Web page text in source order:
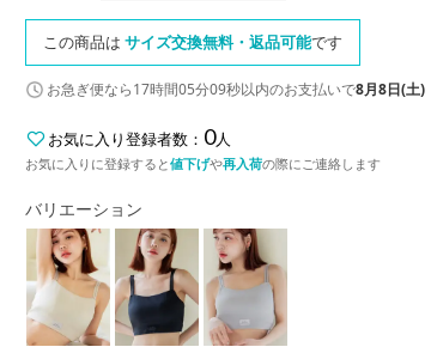
この商品は サイズ交換無料・返品可能です
お急ぎ便なら17時間05分08秒以内のお支払いで8月8日(土)
お気に入り登録者数： 0人
お気に入りに登録すると値下げや再入荷の際にご連絡します
バリエーション